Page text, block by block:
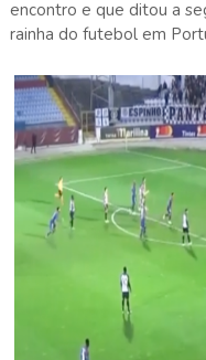
encontro e que ditou a
rainha do futebol em